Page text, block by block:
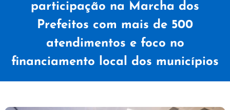
participação na Marcha dos
Prefeitos com mais de 500
atendimentos e foco no
financiamento local dos municípios